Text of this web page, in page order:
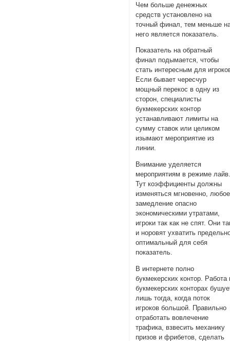
Чем больше денежных
средств установлено на
точный финал, тем меньше
него является показатель.
Показатель на обратный
финал подымается, чтобы
стать интересным для
Если бывает чересчур
мощный перекос в одну из
сторон, специалисты
букмекерских контор
устанавливают лимиты на
сумму ставок или целиком
изымают мероприятие из
линии.
Внимание уделяется
мероприятиям в режиме
Тут коэффициенты должны
изменяться мгновенно, любое
замедление опасно
экономическими утратами,
игроки так как не спят. Они
и норовят ухватить
оптимальный для себя
показатель.
В интернете полно
букмекерских контор. Работа
букмекерских конторах
лишь тогда, когда поток
игроков большой. Правильно
отработать вовлечение
трафика, взвесить механику
призов и фрибетов, сделать